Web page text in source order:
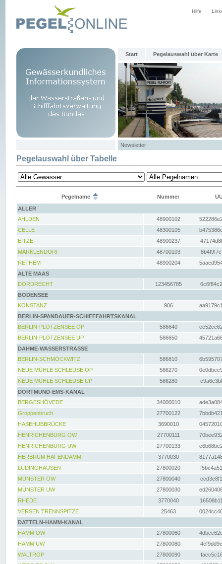
Hilfe
Start Pegelauswahl über Karte
Newsletter
Pegelauswahl über Tabelle
Pegelname Nummer
ALLER
AHLDEN
48900102
CELLE
48300105
EITZE
48900237
MARKLENDORF
48700103
RETHEM
48900204
ALTE MAAS
DORDRECHT
123456785
BODENSEE
KONSTANZ
906
BERLIN-SPANDAUER-SCHIFFFAHRTSKANAL
BERLIN-PLÖTZENSEE OP
586640
BERLIN-PLÖTZENSEE UP
586650
DAHME-WASSERSTRASSE
BERLIN-SCHMÖCKWITZ
586810
NEUE MÜHLE SCHLEUSE OP
586270
NEUE MÜHLE SCHLEUSE UP
586280
DORTMUND-EMS-KANAL
BERGESHÖVEDE
34000010
Groppenbruch
27700122
HASEHUBBRÜCKE
3690010
HENRICHENBURG OW
27700111
HENRICHENBURG UW
27700133
HERBRUM HAFENDAMM
3770030
LÜDINGHAUSEN
27800020
MÜNSTER OW
27800040
MÜNSTER UW
27800030
RHEDE
3770040
VERSEN TRENNSPITZE
25463
DATTELN-HAMM-KANAL
HAMM OW
27800060
HAMM UW
27800080
WALTROP
27800090